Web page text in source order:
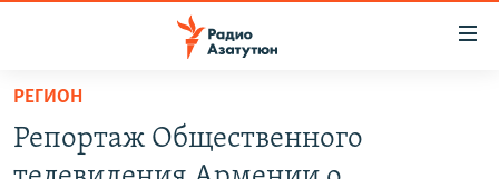
Перейти
основному
содержанию
НОВОСТИ
РЕГИОН
Репортаж Общественного